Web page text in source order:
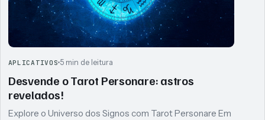
APLICATIVOS 5 min de leitura
Desvende o Tarot Personare: astros
revelados!
Explore o Universo dos Signos com Tarot Personare Em